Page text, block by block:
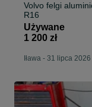
Volvo felgi
R16
Używane
1 200 zł
Iława - 31 lipca 2026